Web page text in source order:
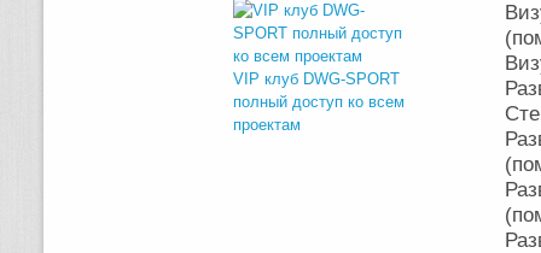
VIP клуб DWG-SPORT
полный доступ ко всем
проектам